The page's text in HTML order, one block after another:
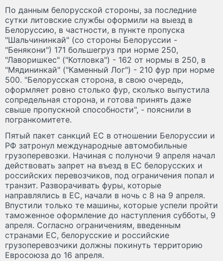
По данным белорусской стороны, за последние
сутки литовские службы оформили на выезд в
Белоруссию, в частности, в пункте пропуска
"Шальчининкай" (со стороны Белоруссии -
"Бенякони") 171 большегруз при норме 250,
"Лаворишкес" ("Котловка") - 162 от нормы в 250, в
"Мядининкай" ("Каменный Лог") - 210 фур при норме
500. "Белорусская сторона, в свою очередь,
оформляет ровно столько фур, сколько выпустила
сопредельная сторона, и готова принять даже
свыше пропускной способности", - пояснили в
погранкомитете.
Пятый пакет санкций ЕС в отношении Белоруссии и
РФ затронул международные автомобильные
грузоперевозки. Начиная с полуночи 9 апреля начал
действовать запрет на въезд в ЕС белорусских и
российских перевозчиков, под ограничения попал и
транзит. Разворачивать фуры, которые
направлялись в ЕС, начали в ночь с 8 на 9 апреля.
Впустили только те машины, которые успели пройти
таможенное оформление до наступления субботы, 9
апреля. Согласно ограничениям, введенным
странами ЕС, белорусские и российские
грузоперевозчики должны покинуть территорию
Евросоюза до 16 апреля.